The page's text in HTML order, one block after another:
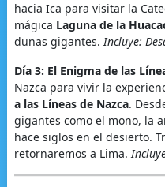
hacia Ica para visitar la
mágica Laguna de la
dunas gigantes.Incluye:
Día 3: El Enigma de las
Nazca para vivir la
a las Líneas de Nazca.
gigantes como el mono, la
hace siglos en el desierto.
retornaremos a Lima.